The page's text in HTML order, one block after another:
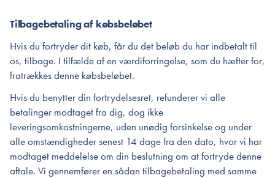
Tilbagebetaling af købsbeløbet
Hvis du fortryder dit køb, får du det beløb du har indbetalt til
os, tilbage. I tilfælde af en værdiforringelse, som du hæfter for,
fratrækkes denne købsbeløbet.
Hvis du benytter din fortrydelsesret, refunderer vi alle
betalinger modtaget fra dig, dog ikke
leveringsomkostningerne, uden unødig forsinkelse og under
alle omstændigheder senest 14 dage fra den dato, hvor vi har
modtaget meddelelse om din beslutning om at fortryde denne
aftale. Vi gennemfører en sådan tilbagebetaling med samme